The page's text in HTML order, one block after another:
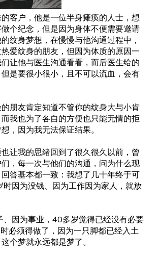
客户，他是一位半身瘫痪的人士，想
个纪念，但是因为身体不便需要邀请
纹身梦想，在慢慢与他沟通过程中，
爱纹身的朋友，但因为体质的原因一
让他与医生沟通看看，而后医生给的
是要很小很小，且不可以流血，会有
朋友肯定知道不管你的纹身大与小肯
我也为了各自的方便也只能无情的拒
，因为我无法保证结果。
让我的思绪回到了很久很久以前，曾
，每一次与他们的沟通，问为什么现
答基本都一致：我想了几十年终于可
时因为没钱、因为工作因为家人，就放
因为事业， 40多岁觉得已经没有必要
必须得做了，因为一只脚都已经入土
个梦就永远都是梦了。